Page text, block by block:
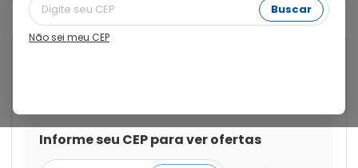
Buscar
Não sei meu CEP
Pampers Cod.:
Informe seu CEP para ver ofertas